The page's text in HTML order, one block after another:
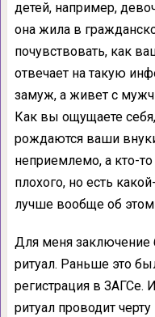
детей, например,
она жила в
почувствовать, как
отвечает на такую
замуж, а живет с
Как вы ощущаете
рождаются ваши
неприемлемо, а кто-
плохого, но есть
лучше вообще об этом
Для меня заключение
ритуал. Раньше это
регистрация в ЗАГСе.
ритуал проводит